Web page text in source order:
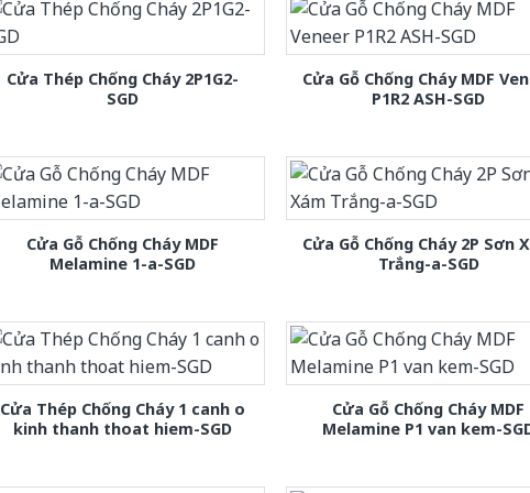
Cửa Thép Chống Cháy 2P1G2-
SGD
Cửa Gỗ Chống Cháy MDF
P1R2 ASH-SGD
Cửa Gỗ Chống Cháy MDF
Melamine 1-a-SGD
Cửa Gỗ Chống Cháy 2P Sơn
Trắng-a-SGD
Cửa Thép Chống Cháy 1 canh o
kinh thanh thoat hiem-SGD
Cửa Gỗ Chống Cháy MDF
Melamine P1 van kem-